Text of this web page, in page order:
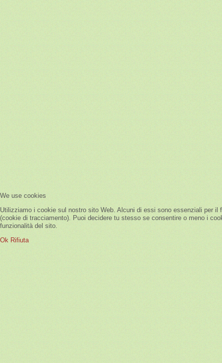
We use cookies
Utilizziamo i cookie sul nostro sito Web. Alcuni di essi sono essenziali per
(cookie di tracciamento). Puoi decidere tu stesso se consentire o meno i
funzionalità del sito.
Ok Rifiuta